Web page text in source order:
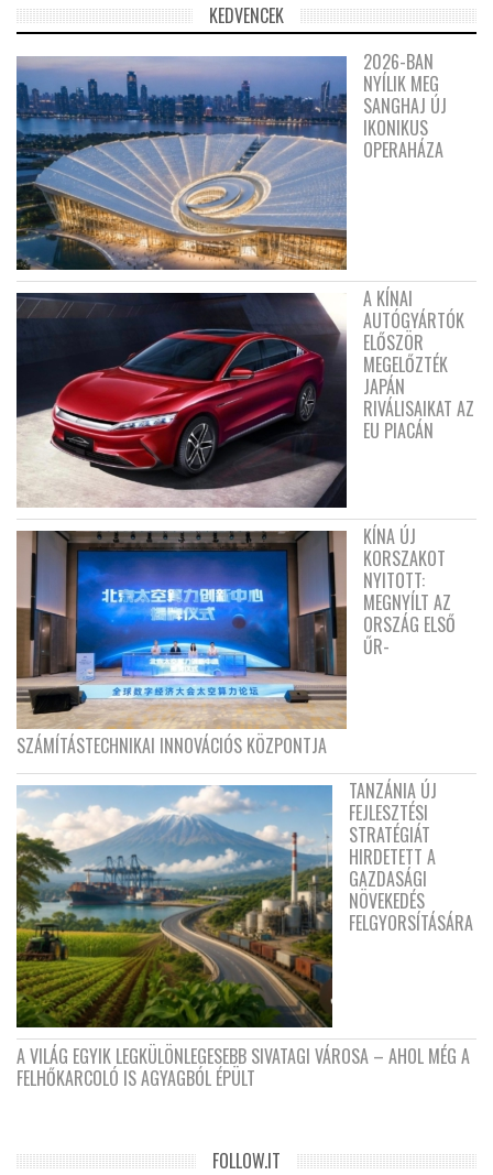
KEDVENCEK
2026-BAN
NYÍLIK MEG
SANGHAJ ÚJ
IKONIKUS
OPERAHÁZA
A KÍNAI
AUTÓGYÁRTÓK
ELŐSZÖR
MEGELŐZTÉK
JAPÁN
RIVÁLISAIKAT AZ
EU PIACÁN
KÍNA ÚJ
KORSZAKOT
NYITOTT:
MEGNYÍLT AZ
ORSZÁG ELSŐ
ŰR-
SZÁMÍTÁSTECHNIKAI INNOVÁCIÓS KÖZPONTJA
TANZÁNIA ÚJ
FEJLESZTÉSI
STRATÉGIÁT
HIRDETETT A
GAZDASÁGI
NÖVEKEDÉS
FELGYORSÍTÁSÁRA
A VILÁG EGYIK LEGKÜLÖNLEGESEBB SIVATAGI VÁROSA – AHOL MÉG A
FELHŐKARCOLÓ IS AGYAGBÓL ÉPÜLT
FOLLOW.IT